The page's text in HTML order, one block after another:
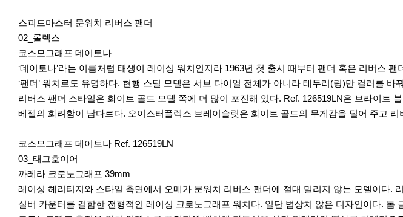
스피드마스터 문워치 리버스 팬더
02_롤렉스
코스모그래프 데이토나
‘데이토나’라는 이름처럼 태생이 레이싱 워치인지라 1963년 첫 출시 때부터 팬더 혹은 리버스
‘팬더’ 워치로도 유명하다. 현행 스틸 모델은 서브 다이얼 전체가 아니라 테두리(링)만 컬러를
리버스 팬더 스타일은 화이트 골드 모델 쪽에 더 많이 포진해 있다. Ref. 126519LN은 브라이트
베젤의 화려함이 남다르다. 오이스터플렉스 브레이슬릿은 화이트 골드의 무게감을 덜어 주고
코스모그래프 데이토나 Ref. 126519LN
03_태그호이어
까레라 크로노그래프 39mm
레이싱 헤리티지와 스타일 측면에서 오메가 문워치 리버스 팬더에 절대 밀리지 않는 모델이다.
실버 카운터를 결합한 전형적인 레이싱 크로노그래프 워치다. 일단 범상치 않은 디자인이다.